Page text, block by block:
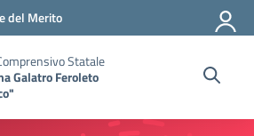
del Merito
Statale
Galatro Feroleto